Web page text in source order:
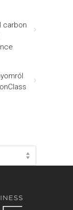
carbon